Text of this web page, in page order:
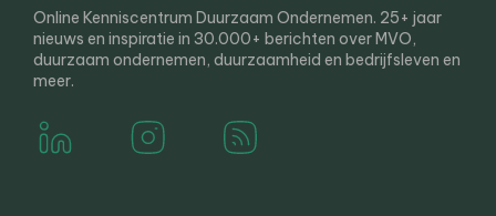
Online Kenniscentrum Duurzaam Ondernemen. 25+ jaar
nieuws en inspiratie in 30.000+ berichten over MVO,
duurzaam ondernemen, duurzaamheid en bedrijfsleven en
meer.